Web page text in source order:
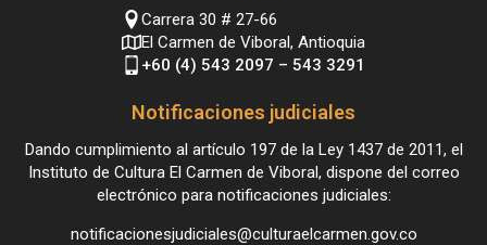
Carrera 30 # 27-66
El Carmen de Viboral, Antioquia
+60 (4) 543 2097 – 543 3291
Notificaciones judiciales
Dando cumplimiento al artículo 197 de la Ley 1437 de 2011, el
Instituto de Cultura El Carmen de Viboral, dispone del correo
electrónico para notificaciones judiciales:
notificacionesjudiciales@culturaelcarmen.gov.co